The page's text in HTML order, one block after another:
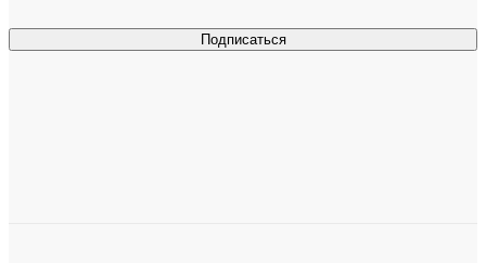
Подписаться